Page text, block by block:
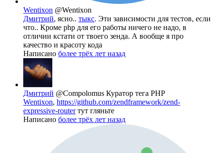
Wentixon @Wentixon
Дмитрий, ясно.. тыкс. Эти зависимости для тестов, если
что.. Кроме php для его работы ничего не надо, в
отличии кстати от твоего зенда. А вообще я про
качество и красоту кода
Написано более трёх лет назад
Дмитрий @Compolomus Куратор тега PHP
Wentixon, https://github.com/zendframework/zend-
expressive-routerтут гляньте
Написано более трёх лет назад